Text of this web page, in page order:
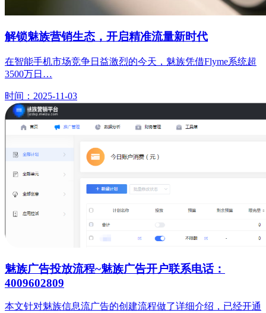
解锁魅族营销生态，开启精准流量新时代
在智能手机市场竞争日益激烈的今天，魅族凭借Flyme系统超
3500万日…
时间：2025-11-03
魅族广告投放流程~魅族广告开户联系电话：
4009602809
本文针对魅族信息流广告的创建流程做了详细介绍，已经开通